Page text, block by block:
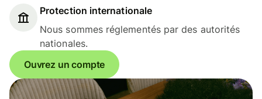
Protection internationale
Nous sommes réglementés par des autorités
nationales.
Ouvrez un compte